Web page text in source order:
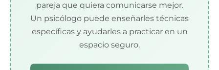
pareja que quiera comunicarse mejor.
Un psicólogo puede enseñarles técnicas
específicas y ayudarles a practicar en un
espacio seguro.